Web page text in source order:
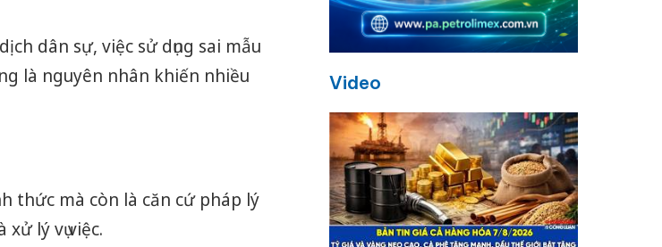
dân sự, việc sử dụng sai mẫu
là nguyên nhân khiến nhiều
thức mà còn là căn cứ pháp lý
lý vụ việc.
Video